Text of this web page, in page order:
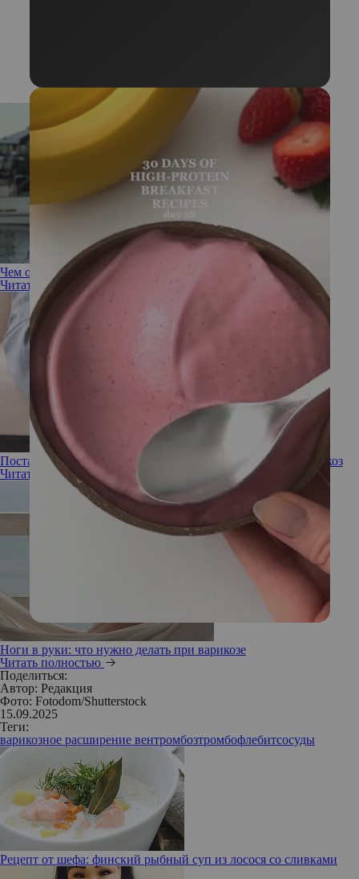
Чем опасна аневризма аорты
Читать полностью
Поставить на ноги: какие методы способны вылечить варикоз
Читать полностью
Ноги в руки: что нужно делать при варикозе
Читать полностью
Поделиться:
Автор: Редакция
Фото: Fotodom/Shutterstock
15.09.2025
Теги:
варикозное расширение вентромбозтромбофлебитсосуды
Рецепт от шефа: финский рыбный суп из лосося со сливками